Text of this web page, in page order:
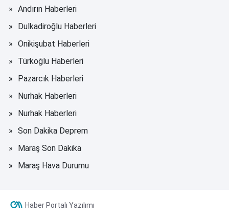
Andırın Haberleri
Dulkadiroğlu Haberleri
Onikişubat Haberleri
Türkoğlu Haberleri
Pazarcık Haberleri
Nurhak Haberleri
Nurhak Haberleri
Son Dakika Deprem
Maraş Son Dakika
Maraş Hava Durumu
Haber Portalı Yazılımı